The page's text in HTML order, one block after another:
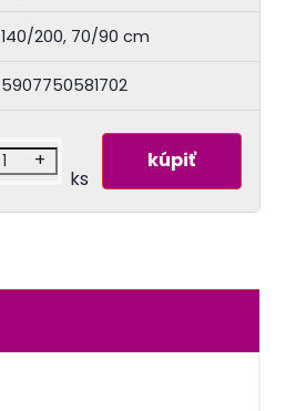
140/200, 70/90 cm
5907750581702
+
ks